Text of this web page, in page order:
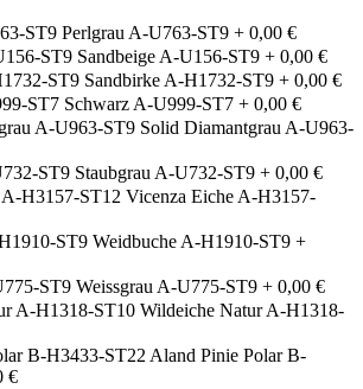
Perlgrau A-U763-ST9 + 0,00 €
Sandbeige A-U156-ST9 + 0,00 €
Sandbirke A-H1732-ST9 + 0,00 €
Schwarz A-U999-ST7 + 0,00 €
Solid Diamantgrau A-U963-
Staubgrau A-U732-ST9 + 0,00 €
Vicenza Eiche A-H3157-
Weidbuche A-H1910-ST9 +
Weissgrau A-U775-ST9 + 0,00 €
Wildeiche Natur A-H1318-
Aland Pinie Polar B-
€